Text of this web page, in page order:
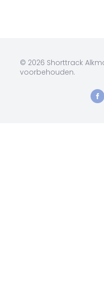
© 2026 Shorttrack
voorbehouden.